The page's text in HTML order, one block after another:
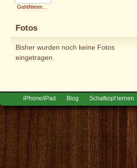
Fotos
Bisher wurden noch keine Fotos
eingetragen.
iPhone/iPad Blog Schafkopf lernen